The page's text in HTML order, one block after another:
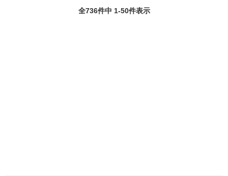
全736件中 1-50件表示